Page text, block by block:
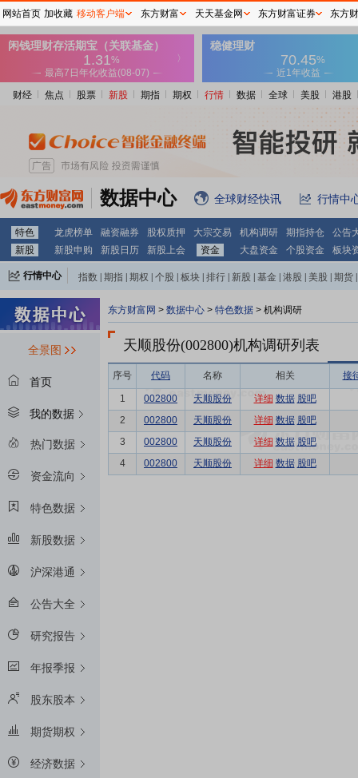
财经 焦点 股票 新股 期指 期权 行情 数据 全球 美股 港股
数据中心 全球财经快讯 行情中
特色 龙虎榜单 融资融券 股权质押 大宗交易 机构调研 期指持仓
公告
新股
新股申购 新股日历 新股上会 资金 大盘资金 个股资金 板块
行情中心 指数 期指 期权 个股 板块 排行 新股 基金 港股 美股 期货
全景图
首页
我的数据
热门数据
资金流向
特色数据
新股数据
沪深港通
公告大全
研究报告
年报季报
股东股本
期货期权
经济数据
东方财富网 > 数据中心 > 特色数据 > 机构调研
天顺股份(002800)机构调研列表
序号 代码 名称 相关 接
1 002800 天顺股份 详细 数据 股吧
2
002800 天顺股份 详细 数据 股吧
3
002800 天顺股份 详细 数据 股吧
4
002800 天顺股份 详细 数据 股吧
网站首页 加收藏 移动客户端 东方财富 天天基金网 东方财富证券 东方